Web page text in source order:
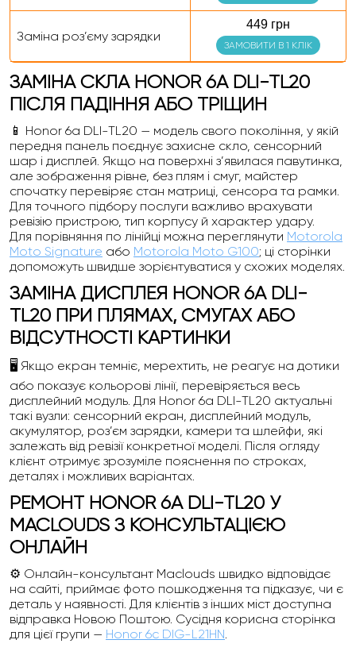
Заміна роз’єму зарядки
449 грн
ЗАМОВИТИ В 1 КЛІК
ЗАМІНА СКЛА HONOR 6A DLI-TL20
ПІСЛЯ ПАДІННЯ АБО ТРІЩИН
📱 Honor 6a DLI-TL20 — модель свого покоління, у якій
передня панель поєднує захисне скло, сенсорний
шар і дисплей. Якщо на поверхні з’явилася павутинка,
але зображення рівне, без плям і смуг, майстер
спочатку перевіряє стан матриці, сенсора та рамки.
Для точного підбору послуги важливо врахувати
ревізію пристрою, тип корпусу й характер удару.
Для порівняння по лінійці можна переглянути Motorola
Moto Signature або Motorola Moto G100; ці сторінки
допоможуть швидше зорієнтуватися у схожих моделях.
ЗАМІНА ДИСПЛЕЯ HONOR 6A DLI-
TL20 ПРИ ПЛЯМАХ, СМУГАХ АБО
ВІДСУТНОСТІ КАРТИНКИ
🖥️ Якщо екран темніє, мерехтить, не реагує на дотики
або показує кольорові лінії, перевіряється весь
дисплейний модуль. Для Honor 6a DLI-TL20 актуальні
такі вузли: сенсорний екран, дисплейний модуль,
акумулятор, роз’єм зарядки, камери та шлейфи, які
залежать від ревізії конкретної моделі. Після огляду
клієнт отримує зрозуміле пояснення по строках,
деталях і можливих варіантах.
РЕМОНТ HONOR 6A DLI-TL20 У
MACLOUDS З КОНСУЛЬТАЦІЄЮ
ОНЛАЙН
⚙️ Онлайн-консультант Maclouds швидко відповідає
на сайті, приймає фото пошкодження та підказує, чи є
деталь у наявності. Для клієнтів з інших міст доступна
відправка Новою Поштою. Сусідня корисна сторінка
для цієї групи — Honor 6c DIG-L21HN.